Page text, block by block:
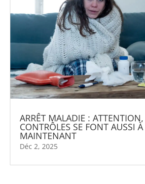
ARRÊT MALADIE : ATTENTION,
CONTRÔLES SE FONT AUSSI
MAINTENANT
Déc 2, 2025